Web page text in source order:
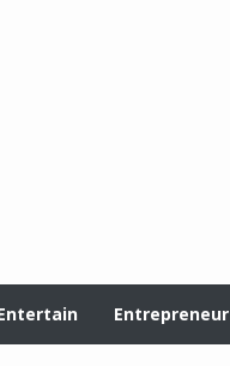
Entrepreneur